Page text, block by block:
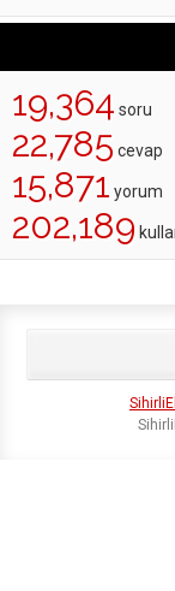
19,364 soru
22,785 cevap
15,871 yorum
202,189